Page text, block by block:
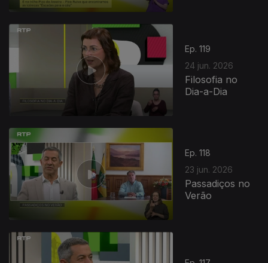
Ep. 119
24 jun. 2026
Filosofia no
Dia-a-Dia
Ep. 118
23 jun. 2026
Passadiços no
Verão